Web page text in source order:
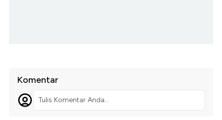
Komentar
Tulis Komentar Anda...